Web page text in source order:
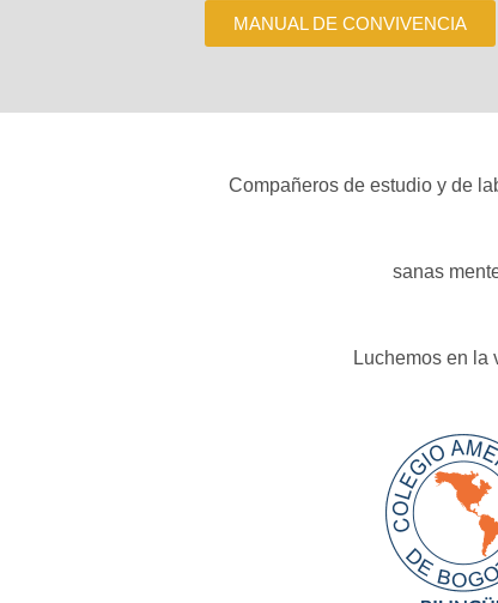
MANUAL DE CONVIVENCIA
Compañeros de estudio y de
sanas
Luchemos en la